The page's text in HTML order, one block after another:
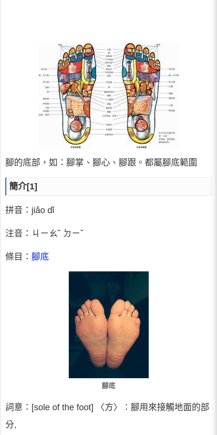
腳的底部，如：腳掌、腳心、腳跟。都屬腳底範圍
簡介[1]
拼音：jiǎo dǐ
注音：ㄐㄧㄠˇ ㄉㄧˇ
條目： 腳底
腳底
詞意：[sole of the foot] 〈方〉∶腳用來接觸地面的部
分,